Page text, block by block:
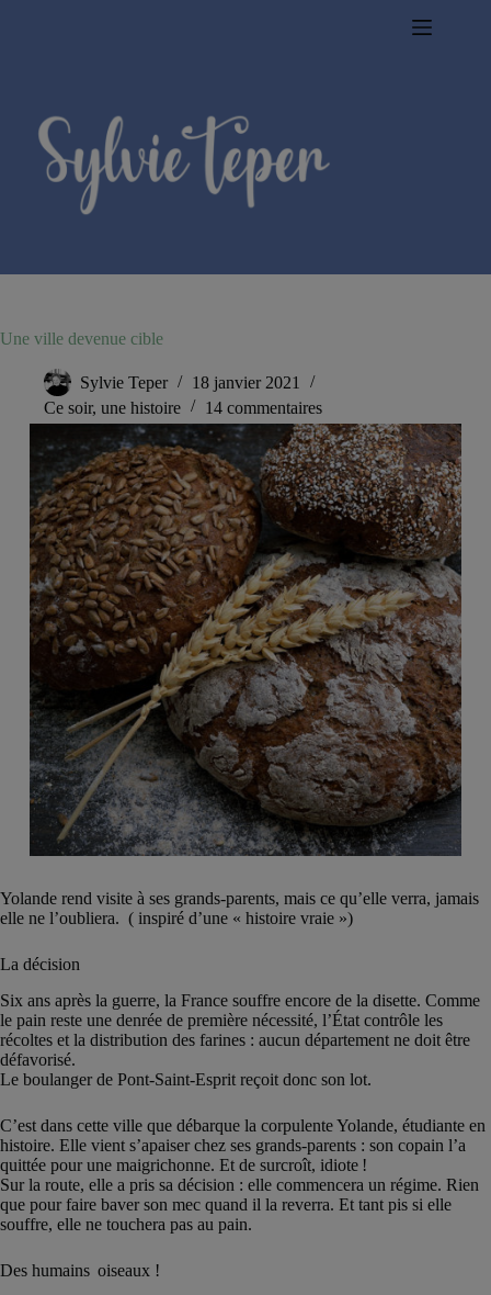
Une ville devenue cible
Sylvie Teper
18 janvier 2021
Ce soir, une histoire
14 commentaires
Yolande rend visite à ses grands-parents, mais ce qu’elle verra, jamais
elle ne l’oubliera. ( inspiré d’une « histoire vraie »)
La décision
Six ans après la guerre, la France souffre encore de la disette. Comme
le pain reste une denrée de première nécessité, l’État contrôle les
récoltes et la distribution des farines : aucun département ne doit être
défavorisé.
Le boulanger de Pont-Saint-Esprit reçoit donc son lot.
C’est dans cette ville que débarque la corpulente Yolande, étudiante en
histoire. Elle vient s’apaiser chez ses grands-parents : son copain l’a
quittée pour une maigrichonne. Et de surcroît, idiote !
Sur la route, elle a pris sa décision : elle commencera un régime. Rien
que pour faire baver son mec quand il la reverra. Et tant pis si elle
souffre, elle ne touchera pas au pain.
Des humains oiseaux !